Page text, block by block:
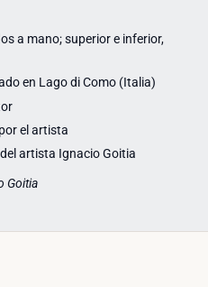
a mano; superior e inferior,
en Lago di Como (Italia)
el artista
artista Ignacio Goitia
Goitia